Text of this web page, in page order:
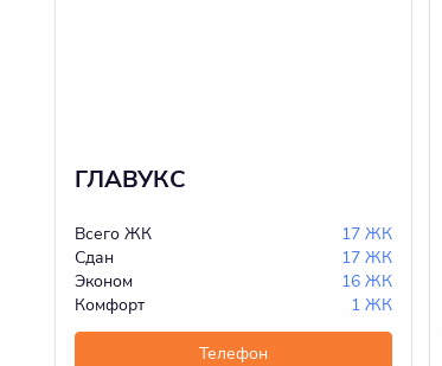
ГЛАВУКС
Всего ЖК
17 ЖК
Сдан
17 ЖК
Эконом
16 ЖК
Комфорт
1 ЖК
Телефон